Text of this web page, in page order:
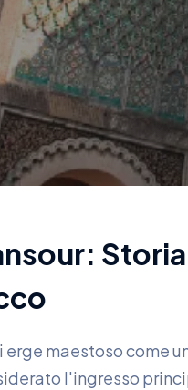
erge maestoso come
l'ingresso